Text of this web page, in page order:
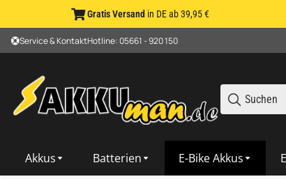
Gratis Versand in DE ab 39,95 €
Service & KontaktHotline: 05661 - 920 150
Akkus Batterien E-Bike Akkus